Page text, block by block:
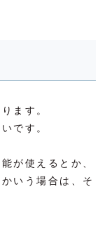
ます。
です。
が使えるとか、
いう場合は、そ